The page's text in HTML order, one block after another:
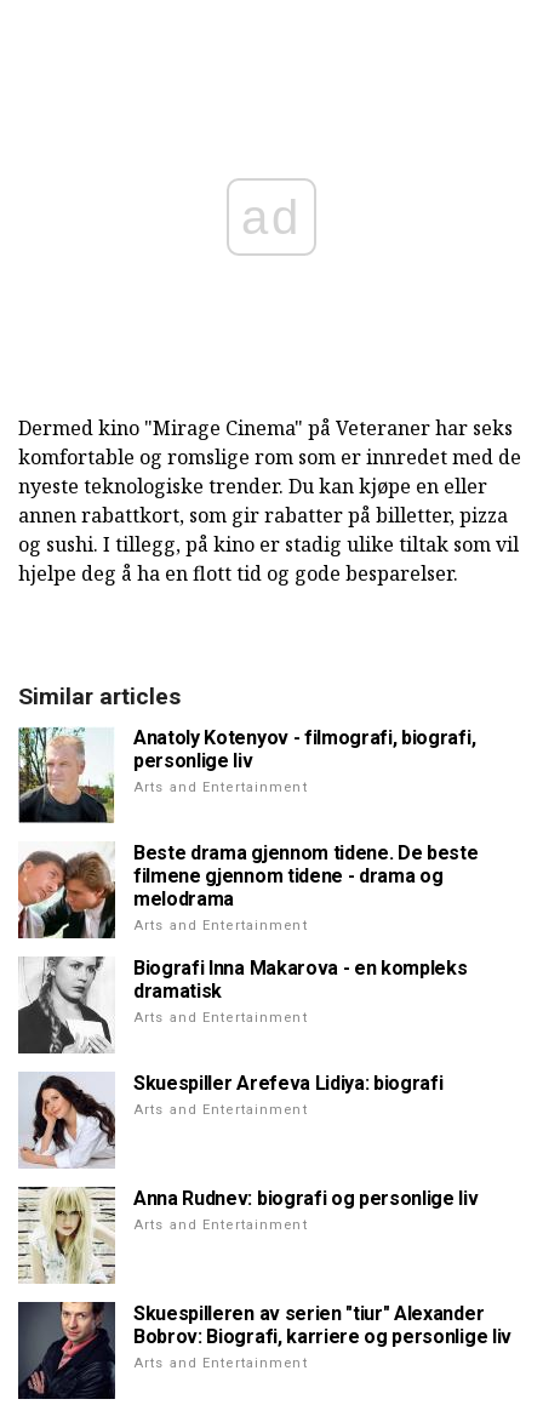
ad
Dermed kino "Mirage Cinema" på Veteraner har seks
komfortable og romslige rom som er innredet med de
nyeste teknologiske trender. Du kan kjøpe en eller
annen rabattkort, som gir rabatter på billetter, pizza
og sushi. I tillegg, på kino er stadig ulike tiltak som vil
hjelpe deg å ha en flott tid og gode besparelser.
Similar articles
Anatoly Kotenyov - filmografi, biografi,
personlige liv
Arts and Entertainment
Beste drama gjennom tidene. De beste
filmene gjennom tidene - drama og
melodrama
Arts and Entertainment
Biografi Inna Makarova - en kompleks
dramatisk
Arts and Entertainment
Skuespiller Arefeva Lidiya: biografi
Arts and Entertainment
Anna Rudnev: biografi og personlige liv
Arts and Entertainment
Skuespilleren av serien "tiur" Alexander
Bobrov: Biografi, karriere og personlige liv
Arts and Entertainment